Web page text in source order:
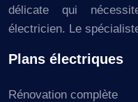
délicate qui
électricien. Le
Plans électriques
Rénovation complète